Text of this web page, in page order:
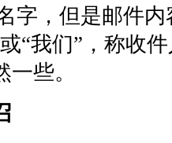
字，但是邮件
“我们”，称收
些。